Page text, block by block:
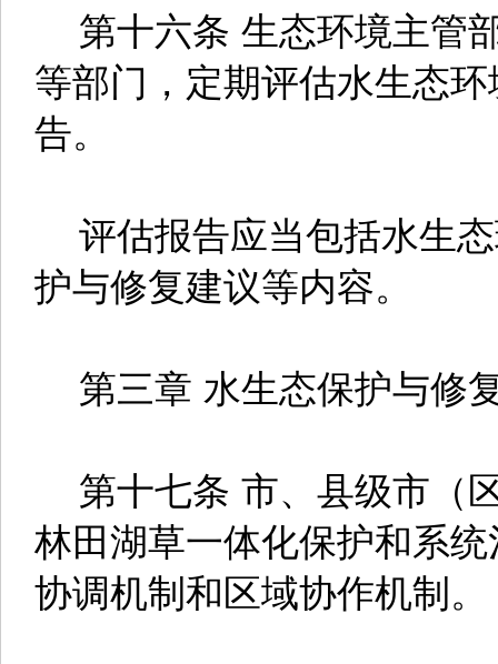
第十六条 生态环境主管
等部门，定期评估水生态
告。
评估报告应当包括水生
护与修复建议等内容。
第三章 水生态保护与修
第十七条 市、县级市（
林田湖草一体化保护和系
协调机制和区域协作机制。